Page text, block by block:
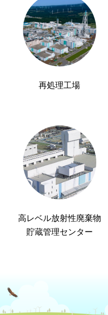
再処理工場
高レベル放射性廃棄物
貯蔵管理センター